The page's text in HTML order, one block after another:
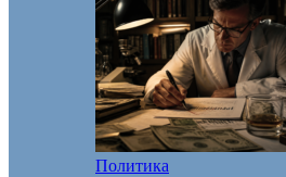
Политика